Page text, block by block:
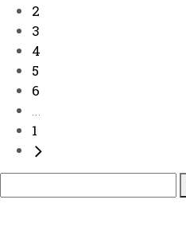
2
3
4
5
6
1